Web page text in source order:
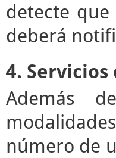
detecte
deberá
4. Servicios
Además
número de